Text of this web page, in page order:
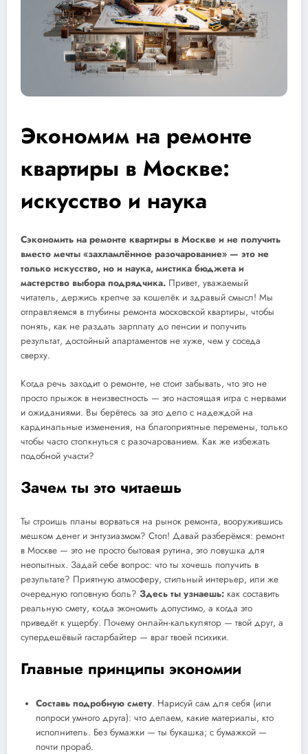
Экономим на ремонте
квартиры в Москве:
искусство и наука
Сэкономить на ремонте квартиры в Москве и не получить
вместо мечты «захламлённое разочарование» — это не
только искусство, но и наука, мистика бюджета и
мастерство выбора подрядчика. Привет, уважаемый
читатель, держись крепче за кошелёк и здравый смысл! Мы
отправляемся в глубины ремонта московской квартиры, чтобы
понять, как не раздать зарплату до пенсии и получить
результат, достойный апартаментов не хуже, чем у соседа
сверху.
Когда речь заходит о ремонте, не стоит забывать, что это не
просто прыжок в неизвестность — это настоящая игра с нервами
и ожиданиями. Вы берётесь за это дело с надеждой на
кардинальные изменения, на благоприятные перемены, только
чтобы часто столкнуться с разочарованием. Как же избежать
подобной участи?
Зачем ты это читаешь
Ты строишь планы ворваться на рынок ремонта, вооружившись
мешком денег и энтузиазмом? Стоп! Давай разберёмся: ремонт
в Москве — это не просто бытовая рутина, это ловушка для
неопытных. Задай себе вопрос: что ты хочешь получить в
результате? Приятную атмосферу, стильный интерьер, или же
очередную головную боль? Здесь ты узнаешь: как составить
реальную смету, когда экономить допустимо, а когда это
приведёт к ущербу. Почему онлайн-калькулятор — твой друг, а
супердешёвый гастарбайтер — враг твоей психики.
Главные принципы экономии
Составь подробную смету. Нарисуй сам для себя (или
попроси умного друга): что делаем, какие материалы, кто
исполнитель. Без бумажки — ты букашка; с бумажкой —
почти прораб.